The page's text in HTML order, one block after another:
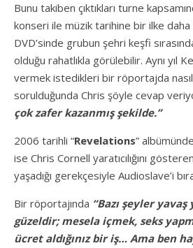
Bunu takiben çıktıkları turne
konseri ile müzik tarihine bir ilke
DVD’sinde grubun şehri keşfi
olduğu rahatlıkla görülebilir. Aynı yıl
vermek istedikleri bir röportajda
sorulduğunda Chris şöyle cevap
çok zafer kazanmış şekilde.”
2006 tarihli “Revelations”
ise Chris Cornell yaratıcılığını
yaşadığı gerekçesiyle Audioslave’i
Bir röportajında “Bazı şeyler yavaş
güzeldir; mesela içmek, seks
ücret aldığınız bir iş… Ama ben